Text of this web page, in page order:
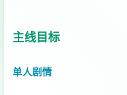
主线目标
单人剧情